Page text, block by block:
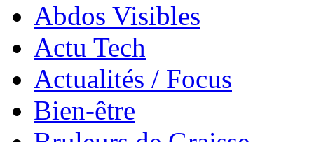
Abdos Visibles
Actu Tech
Actualités / Focus
Bien-être